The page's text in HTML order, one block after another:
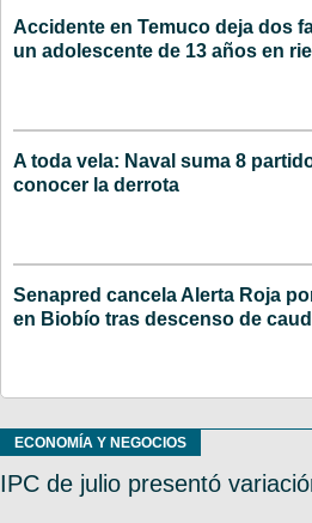
Accidente en Temuco deja dos
un adolescente de 13 años en
A toda vela: Naval suma 8
conocer la derrota
Senapred cancela Alerta Roja
en Biobío tras descenso de
ECONOMÍA Y NEGOCIOS
IPC de julio presentó